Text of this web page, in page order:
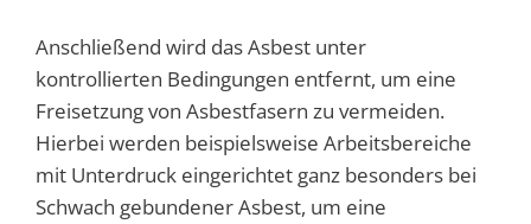
Anschließend wird das Asbest unter
kontrollierten Bedingungen entfernt, um eine
Freisetzung von Asbestfasern zu vermeiden.
Hierbei werden beispielsweise Arbeitsbereiche
mit Unterdruck eingerichtet ganz besonders bei
Schwach gebundener Asbest, um eine